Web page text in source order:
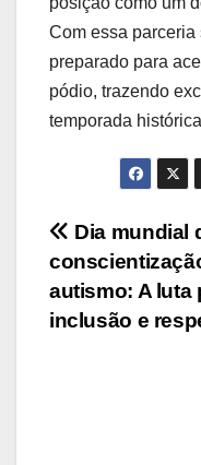
Com essa
preparado para
pódio, trazendo
temporada
de
Post
Dia mundial
autismo: A luta
inclusão e